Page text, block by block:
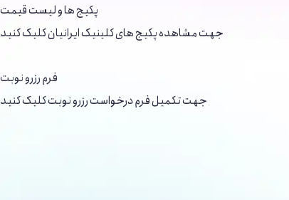
پکیج ها و لیست قیمت
جهت مشاهده پکیج های کلینیک ایرانیان کلیک کنید
فرم رزرو نوبت
جهت تکمیل فرم درخواست رزرو نوبت کلیک کنید